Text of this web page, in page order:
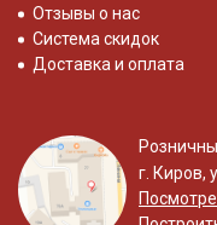
Отзывы о нас
Система скидок
Доставка и оплата
г. Киров,